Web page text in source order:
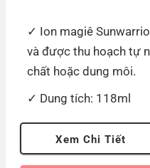
Ion magiê
và được thu hoạch tự
chất hoặc dung môi.
Dung tích: 118ml
Xem Chi Tiết